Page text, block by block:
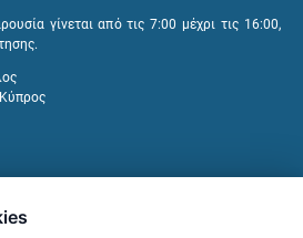
γίνεται από τις 7:00 μέχρι τις 16:00,